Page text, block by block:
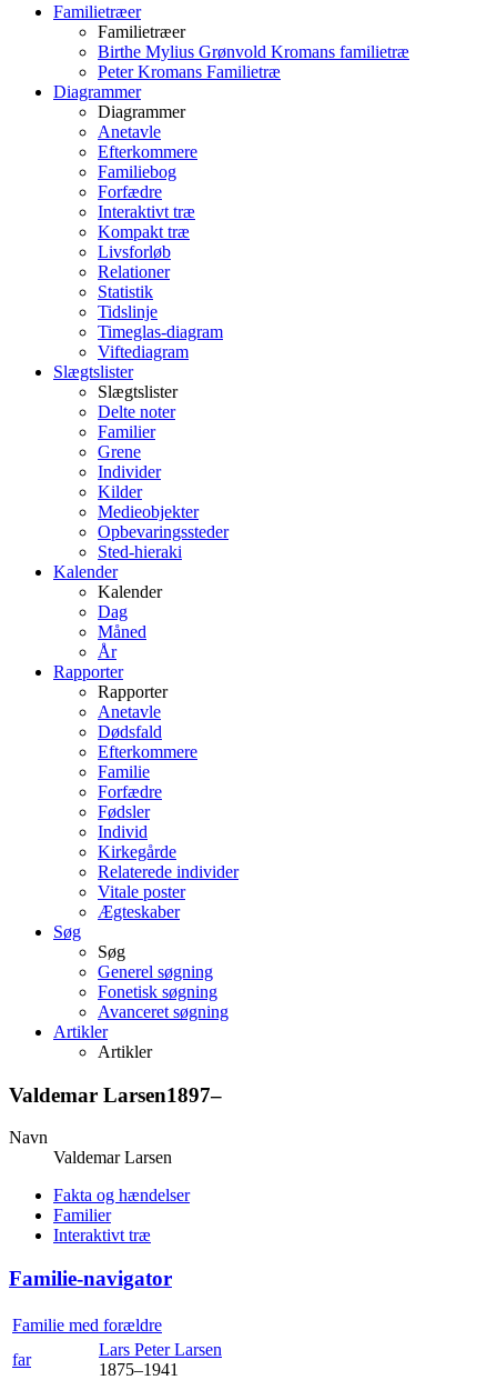
Familietræer
Familietræer
Birthe Mylius Grønvold Kromans familietræ
Peter Kromans Familietræ
Diagrammer
Diagrammer
Anetavle
Efterkommere
Familiebog
Forfædre
Interaktivt træ
Kompakt træ
Livsforløb
Relationer
Statistik
Tidslinje
Timeglas-diagram
Viftediagram
Slægtslister
Slægtslister
Delte noter
Familier
Grene
Individer
Kilder
Medieobjekter
Opbevaringssteder
Sted-hieraki
Kalender
Kalender
Dag
Måned
År
Rapporter
Rapporter
Anetavle
Dødsfald
Efterkommere
Familie
Forfædre
Fødsler
Individ
Kirkegårde
Relaterede individer
Vitale poster
Ægteskaber
Søg
Søg
Generel søgning
Fonetisk søgning
Avanceret søgning
Artikler
Artikler
Valdemar Larsen1897–
Navn
ValdemarLarsen
Fakta og hændelser
Familier
Interaktivt træ
Familie-navigator
Familie med forældre
far
Lars PeterLarsen
1875–1941